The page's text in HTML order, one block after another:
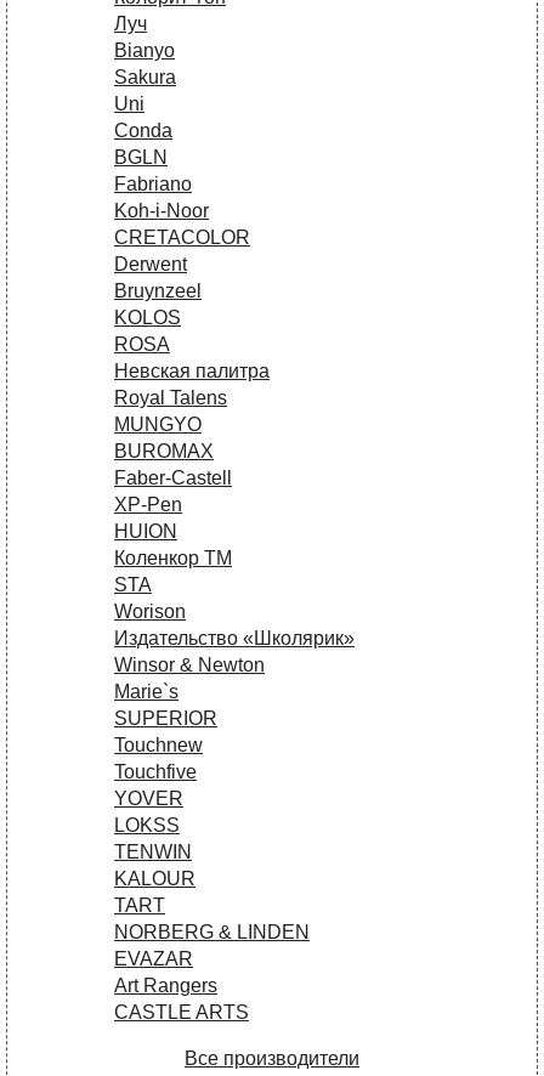
Луч
Bianyo
Sakura
Uni
Conda
BGLN
Fabriano
Koh-i-Noor
CRETACOLOR
Derwent
Bruynzeel
KOLOS
ROSA
Невская палитра
Royal Talens
MUNGYO
BUROMAX
Faber-Castell
XP-Pen
HUION
Коленкор ТМ
STA
Worison
Издательство «Школярик»
Winsor & Newton
Marie`s
SUPERIOR
Touchnew
Touchfive
YOVER
LOKSS
TENWIN
KALOUR
TART
NORBERG & LINDEN
EVAZAR
Art Rangers
CASTLE ARTS
Все производители